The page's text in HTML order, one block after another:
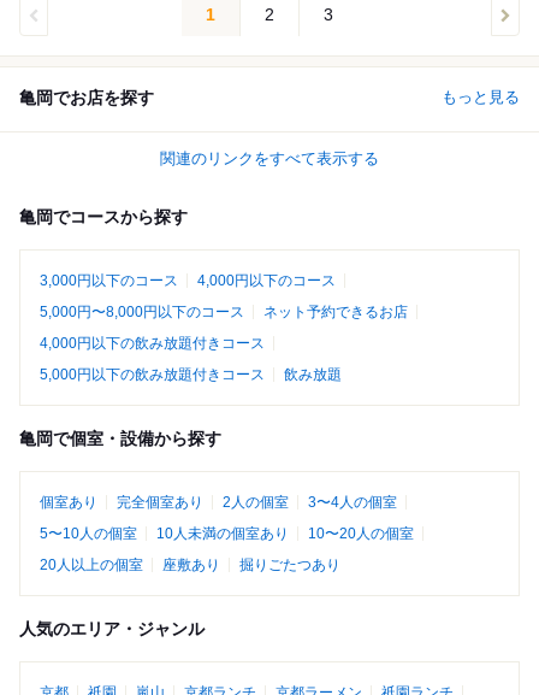
1 2 3
亀岡でお店を探す もっと見る
関連のリンクをすべて表示する
亀岡でコースから探す
3,000円以下のコース
4,000円以下のコース
5,000円〜8,000円以下のコース
ネット予約できるお店
4,000円以下の飲み放題付きコース
5,000円以下の飲み放題付きコース
飲み放題
亀岡で個室・設備から探す
個室あり 完全個室あり 2人の個室
3〜4人の個室
5〜10人の個室
10人未満の個室あり
10〜20人の個室
20人以上の個室
座敷あり 掘りごたつあり
人気のエリア・ジャンル